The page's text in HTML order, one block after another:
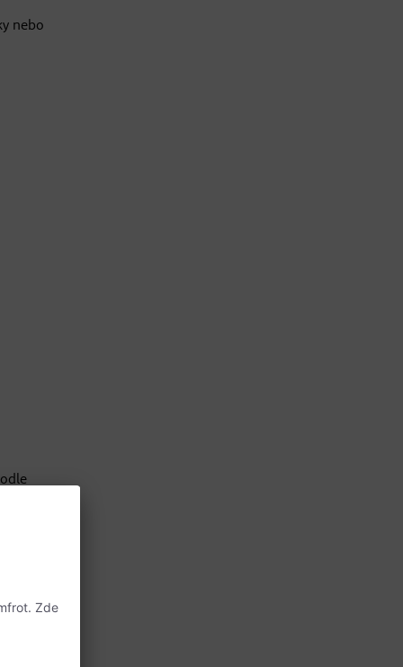
nebo